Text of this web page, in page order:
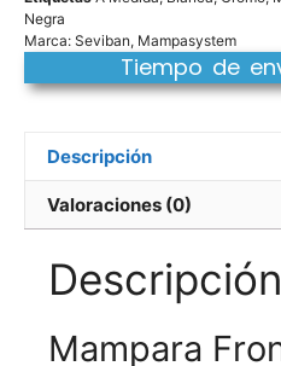
Negra
Marca: Seviban, Mampasystem
Tiempo de
Descripción
Valoraciones (0)
Descripción
Mampara